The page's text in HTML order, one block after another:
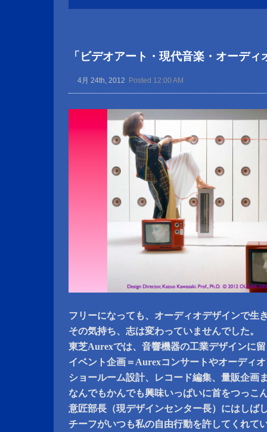
「ビデオアート・現代音楽・オーデ
4月 24th, 2012 Posted 12:00 AM
フリーになっても、オーディオデザインで生
その気持ち、志は変わっていませんでした。
東芝Aurexでは、音響機器の工業デザインに
イベント企画＝Aurexコンサートやオーディ
ショールーム設計、レコード編集、量販企画
なんでもかんでも興味いっぱいに首をつっこ
意匠部長（現デザインセンター長）にはしば
チーフがいつも私の自由行動を許してくれて